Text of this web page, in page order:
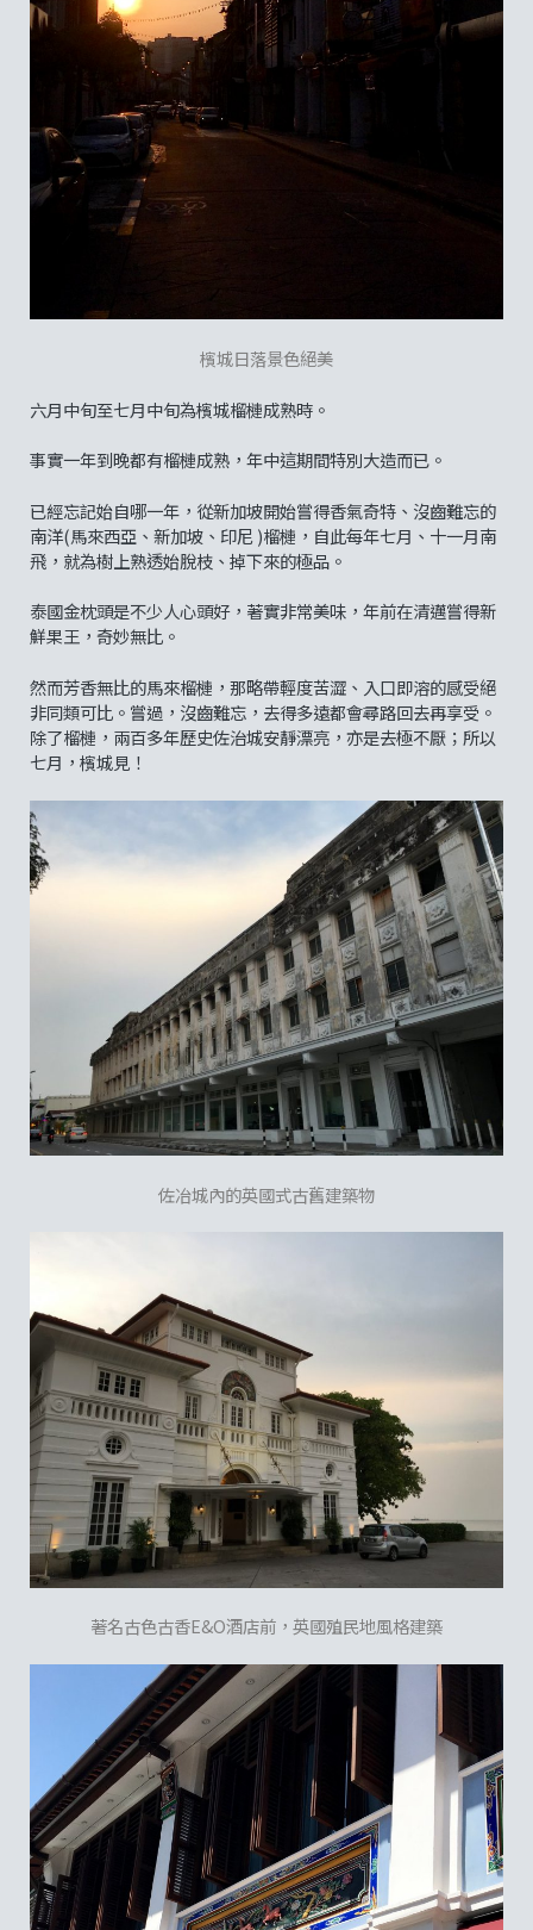
檳城日落景色絕美
六月中旬至七月中旬為檳城榴槤成熟時。
事實一年到晚都有榴槤成熟，年中這期間特別大造而已。
已經忘記始自哪一年，從新加坡開始嘗得香氣奇特、沒齒難忘的
南洋(馬來西亞、新加坡、印尼 )榴槤，自此每年七月、十一月南
飛，就為樹上熟透始脫枝、掉下來的極品。
泰國金枕頭是不少人心頭好，著實非常美味，年前在清邁嘗得新
鮮果王，奇妙無比。
然而芳香無比的馬來榴槤，那略帶輕度苦澀、入口即溶的感受絕
非同類可比。嘗過，沒齒難忘，去得多遠都會尋路回去再享受。
除了榴槤，兩百多年歷史佐治城安靜漂亮，亦是去極不厭；所以
七月，檳城見！
佐冶城內的英國式古舊建築物
著名古色古香E&O酒店前，英國殖民地風格建築